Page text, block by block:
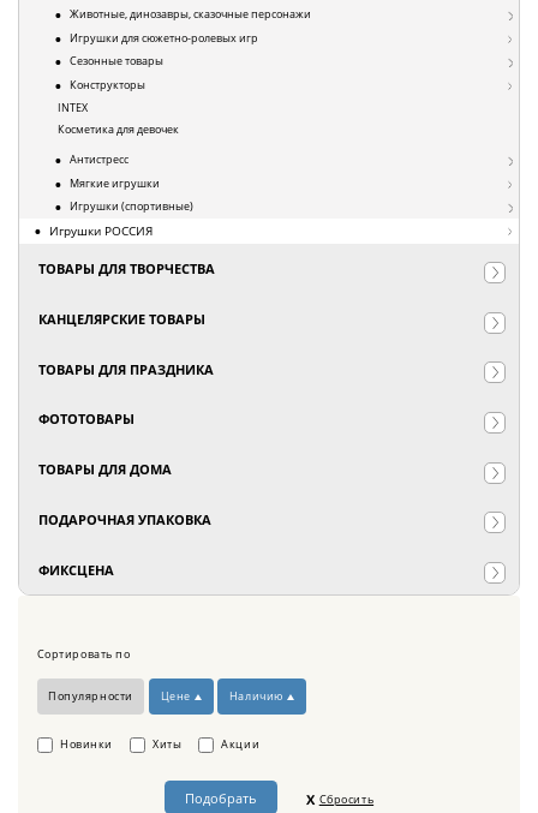
Животные, динозавры, сказочные персонажи
Игрушки для сюжетно-ролевых игр
Сезонные товары
Конструкторы
INTEX
Косметика для девочек
Антистресс
Мягкие игрушки
Игрушки (спортивные)
Игрушки РОССИЯ
ТОВАРЫ ДЛЯ ТВОРЧЕСТВА
КАНЦЕЛЯРСКИЕ ТОВАРЫ
ТОВАРЫ ДЛЯ ПРАЗДНИКА
ФОТОТОВАРЫ
ТОВАРЫ ДЛЯ ДОМА
ПОДАРОЧНАЯ УПАКОВКА
ФИКСЦЕНА
Сортировать по
Популярности Цене Наличию
Сбросить
Новинки Хиты Акции